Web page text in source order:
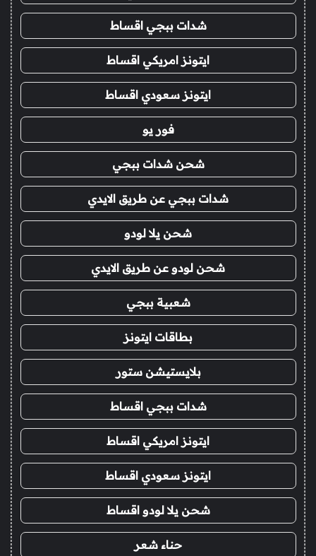
شدات ببجي اقساط
ايتونز امريكي اقساط
ايتونز سعودي اقساط
فور يو
شحن شدات ببجي
شدات ببجي عن طريق الايدي
شحن يلا لودو
شحن لودو عن طريق الايدي
شعبية ببجي
بطاقات ايتونز
بلايستيشن ستور
شدات ببجي اقساط
ايتونز امريكي اقساط
ايتونز سعودي اقساط
شحن يلا لودو اقساط
حناء شعر